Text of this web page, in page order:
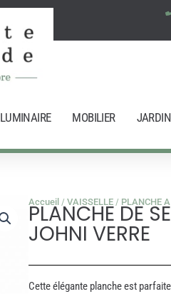
LUMINAIRE MOBILIER JARDIN
Accueil / VAISSELLE / PLANCHE
PLANCHE DE
JOHNI VERRE
Cette élégante planche est